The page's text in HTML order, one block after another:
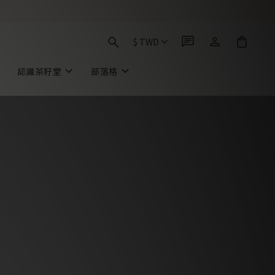
認識茶籽堂 部落格
$ TWD